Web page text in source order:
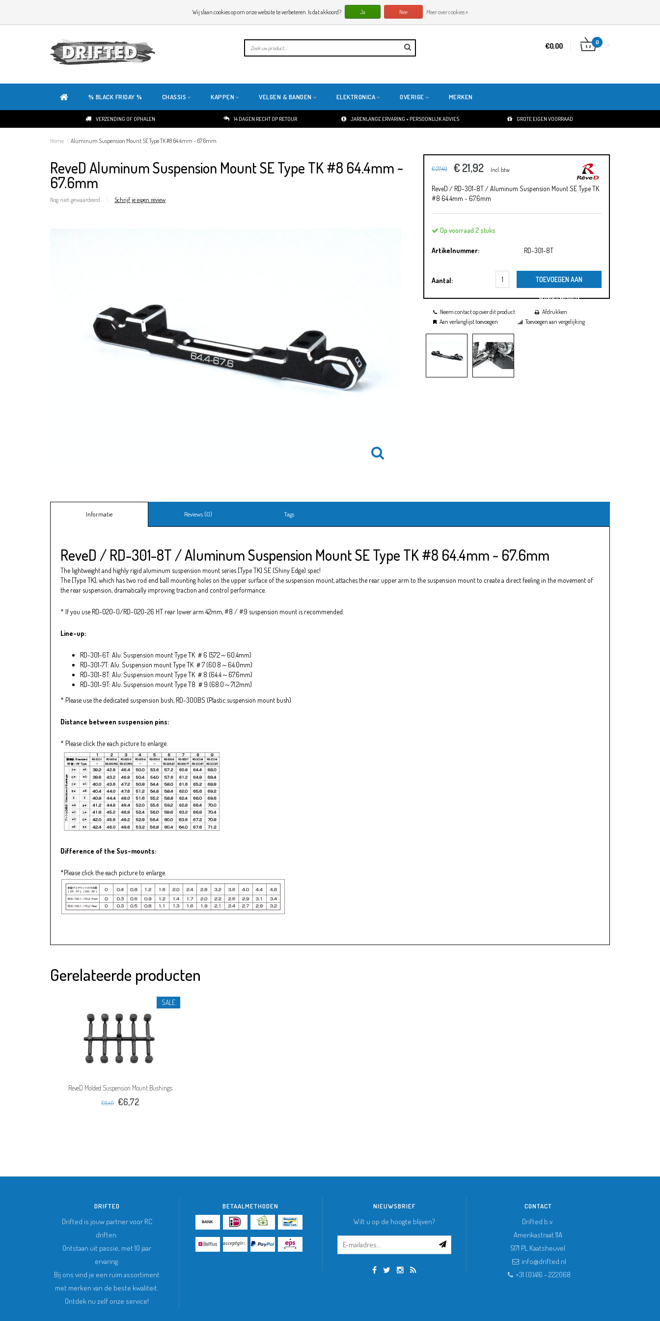
ONZE SITE IS HELEMAAL NIEUW. HEB JE TIPS OF FEEDBACK, KLIK HIER
€0,00 0
% BLACK FRIDAY % CHASSIS KAPPEN VELGEN & BANDEN ELEKTRONICA OVERIGE MERKEN
VERZENDING OF OPHALEN 14 DAGEN RECHT OP RETOUR JARENLANGE ERVARING + PERSOONLIJK ADVIES GROTE EIGEN VOORRAAD
Home / Aluminum Suspension Mount SE Type TK #8 64.4mm ~ 67.6mm
ReveD Aluminum Suspension Mount SE Type TK #8 64.4mm ~
67.6mm
Nog niet gewaardeerd | Schrijf je eigen review
€ 27,40 € 21,92 Incl. btw
ReveD / RD-301-8T / Aluminum Suspension Mount SE Type TK
#8 64.4mm ~ 67.6mm
Op voorraad 2 stuks
Artikelnummer: RD-301-8T
Aantal: TOEVOEGEN AAN
WINKELWAGEN
Neem contact op over dit product
Afdrukken
Aan verlanglijst toevoegen
Toevoegen aan vergelijking
Informatie Reviews (0) Tags
ReveD / RD-301-8T / Aluminum Suspension Mount SE Type TK #8 64.4mm ~ 67.6mm
The lightweight and highly rigid aluminum suspension mount series [Type TK] SE (Shiny Edge) spec!
The [Type TK], which has two rod end ball mounting holes on the upper surface of the suspension mount, attaches the rear upper arm to the suspension mount to create a direct feeling in the movement of
the rear suspension, dramatically improving traction and control performance.
* If you use RD-020-0/RD-020-26 HT rear lower arm 42mm, #8 / #9 suspension mount is recommended.
Line-up:
RD-301-6T: Alu. Suspension mount Type TK ＃6 (57.2～60.4mm)
RD-301-7T: Alu. Suspension mount Type TK ＃7 (60.8～64.0mm)
RD-301-8T: Alu. Suspension mount Type TK ＃8 (64.4～67.6mm)
RD-301-9T: Alu. Suspension mount Type T8 ＃9 (68.0～71.2mm)
* Please use the dedicated suspension bush, RD-300BS (Plastic suspension mount bush)
Distance between suspension pins:
* Please click the each picture to enlarge.
Difference of the Sus-mounts:
*Please click the each picture to enlarge.
Gerelateerde producten
SALE
ReveD Molded Suspension Mount Bushings
€8,40 €6,72
DRIFTED
Drifted is jouw partner voor RC
driften.
Ontstaan uit passie, met 10 jaar
ervaring.
Bij ons vind je een ruim assortiment
met merken van de beste kwaliteit.
Ontdek nu zelf onze service!
BETAALMETHODEN NIEUWSBRIEF
Wilt u op de hoogte blijven?
CONTACT
Drifted b.v.
Amerikastraat 11A
5171 PL Kaatsheuvel
info@drifted.nl
+31 (0)416 - 222068
Wij slaan cookies op om onze website te verbeteren. Is dat akkoord? Ja Nee Meer over cookies »